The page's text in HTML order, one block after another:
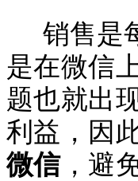
销售是
是在微信
题也就出
利益，因
微信，避